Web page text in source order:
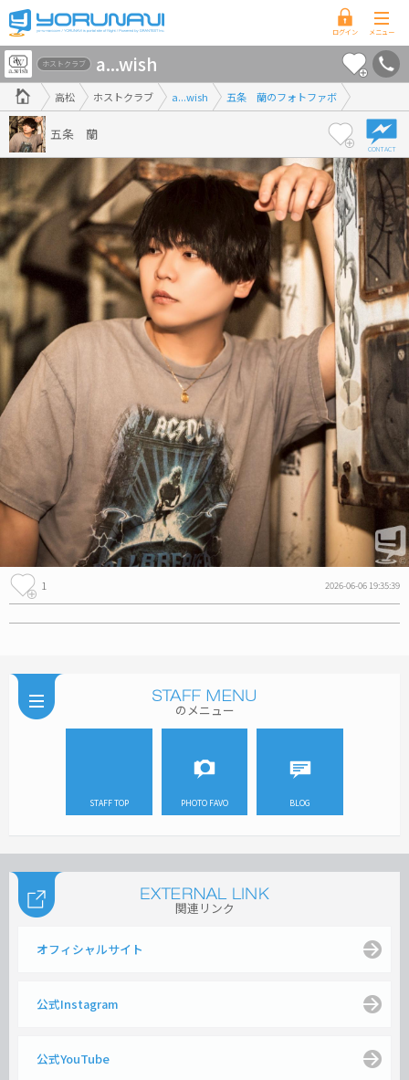
香
川
県
版
高松 ホストクラブ a...wish 五条 蘭のフォトファボ
ホストクラブ a...wish
五条 蘭
1 2026-06-06 19:35:39
のメニュー
STAFF TOP PHOTO FAVO BLOG
関連リンク
オフィシャルサイト
公式Instagram
公式YouTube